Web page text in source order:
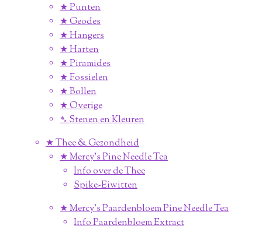
★ Punten
★ Geodes
★ Hangers
★ Harten
★ Piramides
★ Fossielen
★ Bollen
★ Overige
➴ Stenen en Kleuren
★ Thee & Gezondheid
★ Mercy's Pine Needle Tea
Info over de Thee
Spike-Eiwitten
★ Mercy's Paardenbloem Pine Needle Tea
Info Paardenbloem Extract